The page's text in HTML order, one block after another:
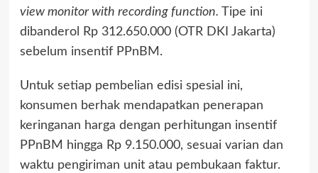
view monitor with recording function. Tipe ini
dibanderol Rp 312.650.000 (OTR DKI Jakarta)
sebelum insentif PPnBM.
Untuk setiap pembelian edisi spesial ini,
konsumen berhak mendapatkan penerapan
keringanan harga dengan perhitungan insentif
PPnBM hingga Rp 9.150.000, sesuai varian dan
waktu pengiriman unit atau pembukaan faktur.